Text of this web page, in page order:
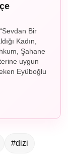
Bir
Kadın,
Şahane
uygun
Eyüboğlu
#dizi